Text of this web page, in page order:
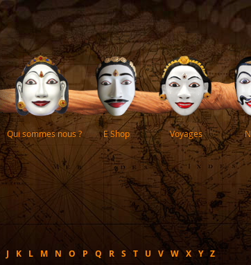
Qui sommes nous ? E Shop Voyages
J K L M N O P Q R S T U V W X Y Z